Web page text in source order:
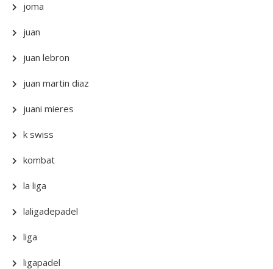
joma
juan
juan lebron
juan martin diaz
juani mieres
k swiss
kombat
la liga
laligadepadel
liga
ligapadel